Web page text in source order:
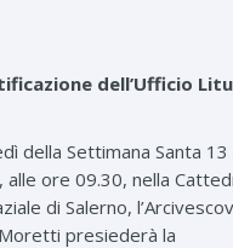
dell’Ufficio
della Settimana Santa 13
alle ore 09.30, nella
di Salerno,
presiederà la